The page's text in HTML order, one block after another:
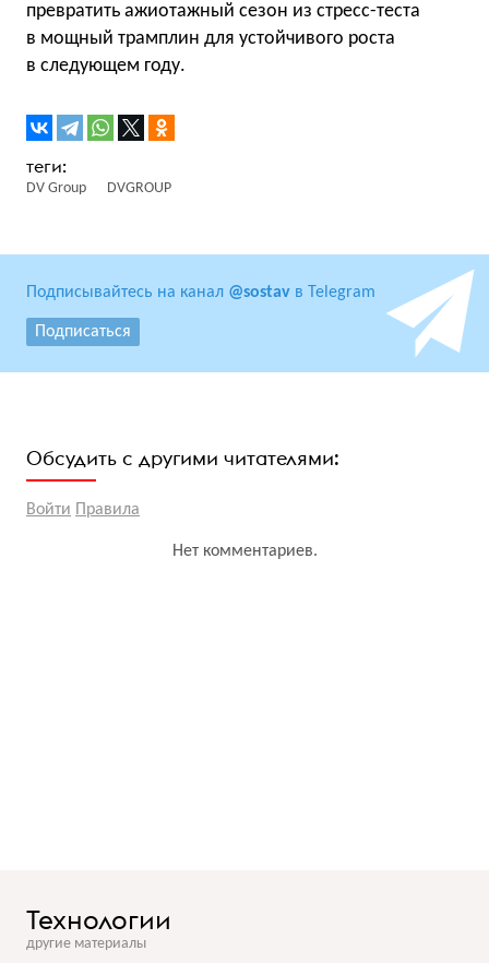
превратить ажиотажный сезон из стресс-теста
в мощный трамплин для устойчивого роста
в следующем году.
DV Group DVGROUP
Подписывайтесь на канал @sostav в Telegram
Подписаться
Обсудить с другими читателями:
Войти Правила
Нет комментариев.
Технологии
другие материалы